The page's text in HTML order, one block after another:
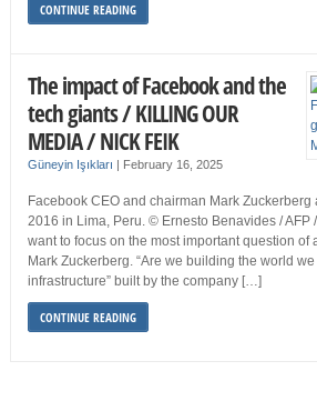
CONTINUE READING
The impact of Facebook and the
tech giants / KILLING OUR
MEDIA / NICK FEIK
Güneyin Işıkları | February 16, 2025
Facebook CEO and chairman Mark Zuckerberg
2016 in Lima, Peru. © Ernesto Benavides / AFP /
want to focus on the most important question of
Mark Zuckerberg. “Are we building the world we
infrastructure” built by the company […]
CONTINUE READING